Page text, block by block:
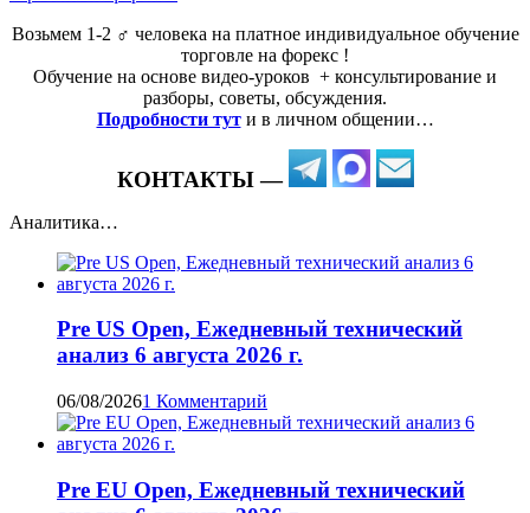
Возьмем 1-2 ‍♂️ человека на платное индивидуальное обучение
торговле на форекс !
Обучение на основе видео-уроков ️ + консультирование и
разборы, советы, обсуждения.
Подробности тут и в личном общении…
КОНТАКТЫ —
Аналитика…
Pre US Open, Ежедневный технический
анализ 6 августа 2026 г.
06/08/20261 Комментарий
Pre EU Open, Ежедневный технический